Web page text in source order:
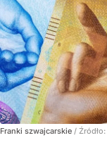
Franki szwajcarskie / Źródło: